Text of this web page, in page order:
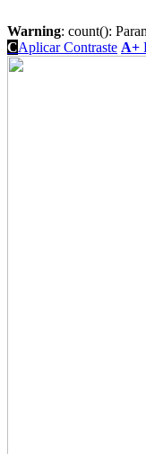
Warning: count():
CAplicar Contraste A+